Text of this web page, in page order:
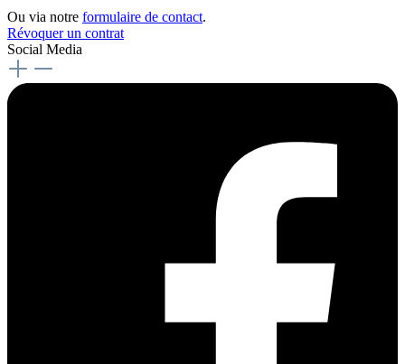
Ou via notre formulaire de contact.
Révoquer un contrat
Social Media